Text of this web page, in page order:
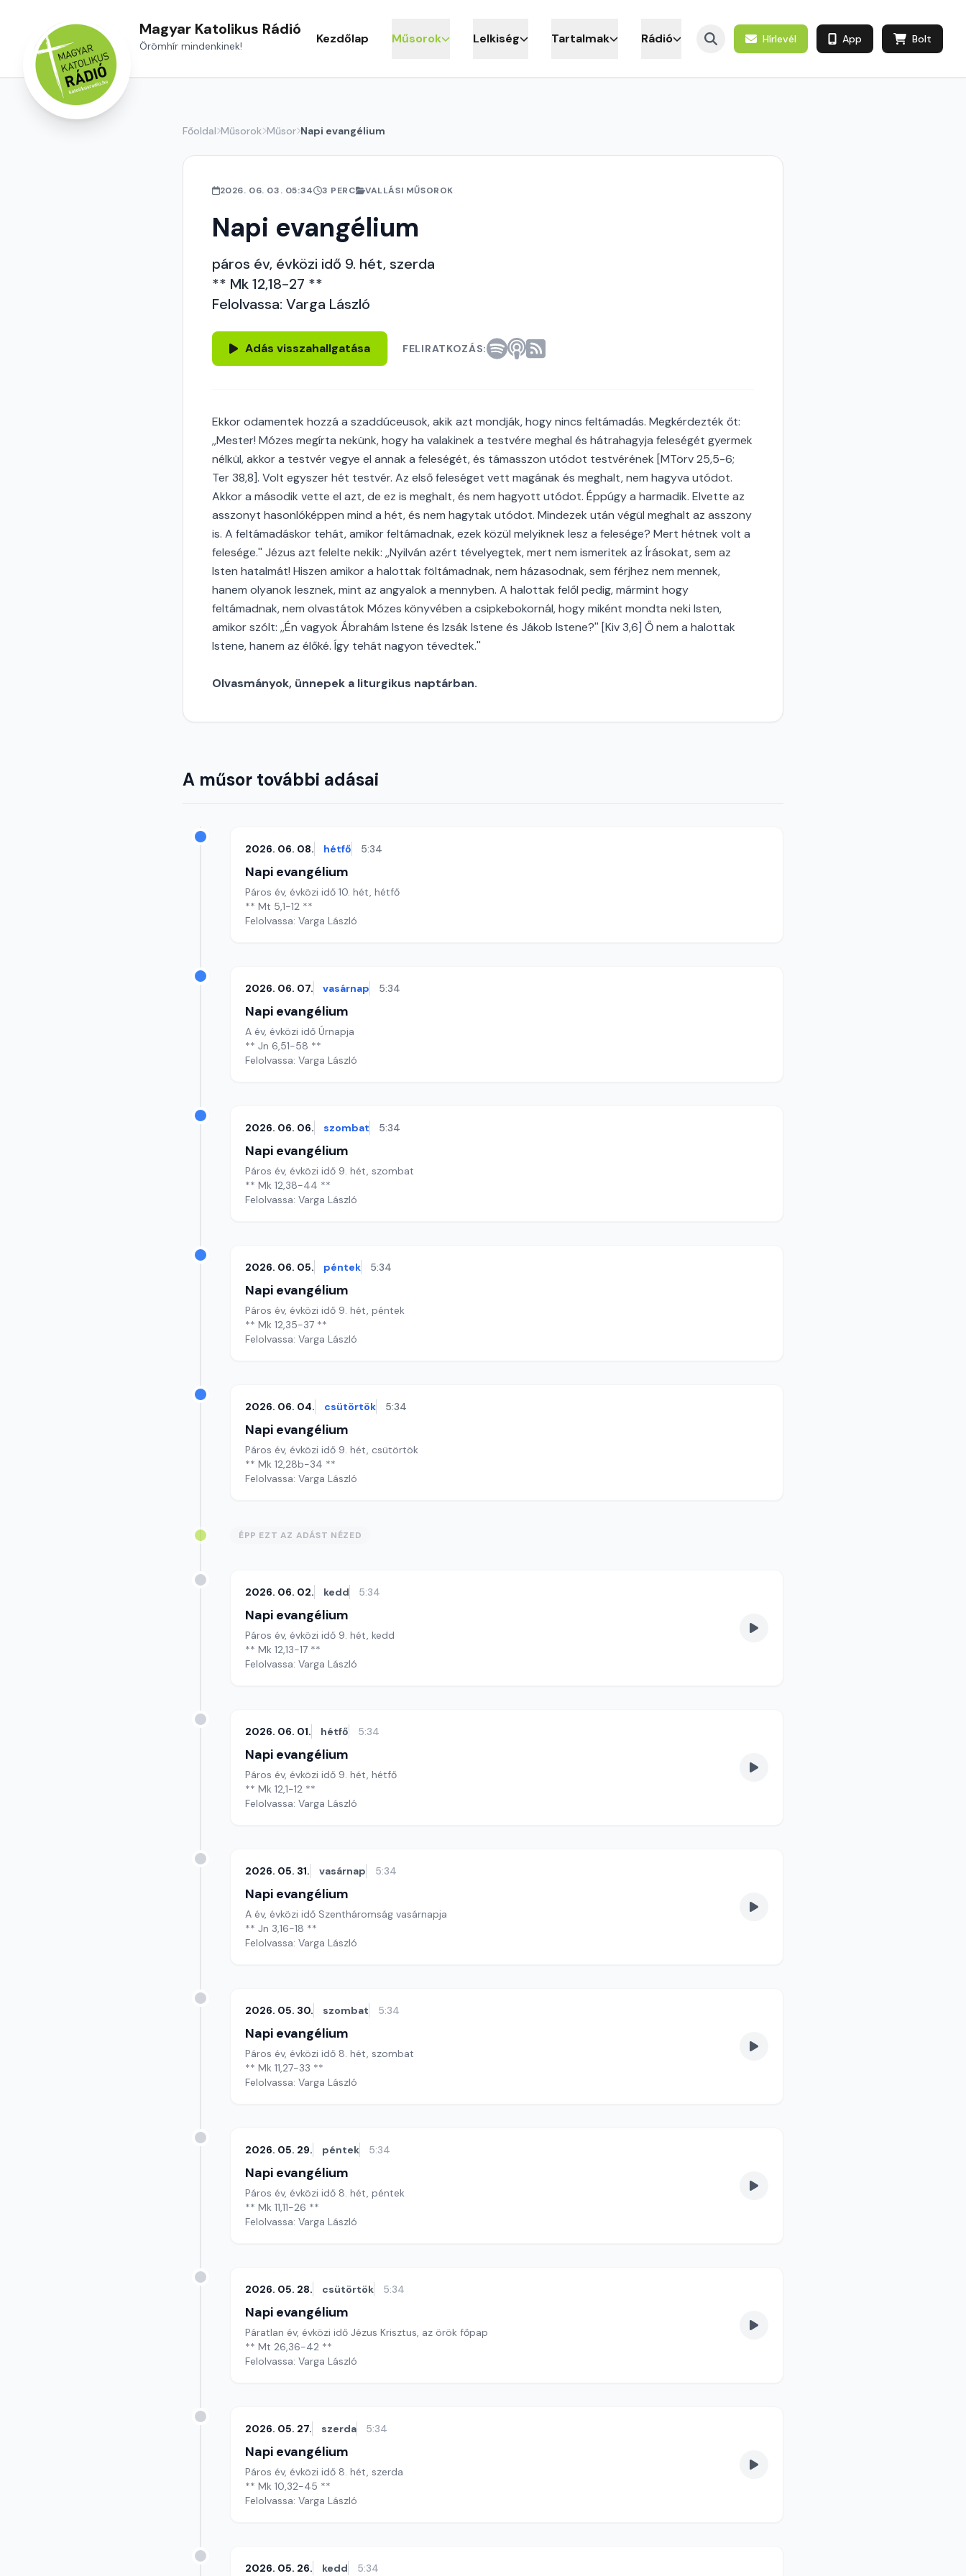
Magyar Katolikus Rádió
Örömhír mindenkinek! Kezdőlap Műsorok Lelkiség Tartalmak Rádió Hírlevél App Bolt
Főoldal Műsorok Műsor Napi evangélium
2026. 06. 03. 05:34 3 PERC VALLÁSI MŰSOROK
Napi evangélium
páros év, évközi idő 9. hét, szerda
** Mk 12,18-27 **
Felolvassa: Varga László
Adás visszahallgatása FELIRATKOZÁS:
Ekkor odamentek hozzá a szaddúceusok, akik azt mondják, hogy nincs feltámadás. Megkérdezték őt:
,,Mester! Mózes megírta nekünk, hogy ha valakinek a testvére meghal és hátrahagyja feleségét gyermek
nélkül, akkor a testvér vegye el annak a feleségét, és támasszon utódot testvérének [MTörv 25,5-6;
Ter 38,8]. Volt egyszer hét testvér. Az első feleséget vett magának és meghalt, nem hagyva utódot.
Akkor a második vette el azt, de ez is meghalt, és nem hagyott utódot. Éppúgy a harmadik. Elvette az
asszonyt hasonlóképpen mind a hét, és nem hagytak utódot. Mindezek után végül meghalt az asszony
is. A feltámadáskor tehát, amikor feltámadnak, ezek közül melyiknek lesz a felesége? Mert hétnek volt a
felesége.'' Jézus azt felelte nekik: ,,Nyilván azért tévelyegtek, mert nem ismeritek az Írásokat, sem az
Isten hatalmát! Hiszen amikor a halottak föltámadnak, nem házasodnak, sem férjhez nem mennek,
hanem olyanok lesznek, mint az angyalok a mennyben. A halottak felől pedig, mármint hogy
feltámadnak, nem olvastátok Mózes könyvében a csipkebokornál, hogy miként mondta neki Isten,
amikor szólt: ,,Én vagyok Ábrahám Istene és Izsák Istene és Jákob Istene?'' [Kiv 3,6] Ő nem a halottak
Istene, hanem az élőké. Így tehát nagyon tévedtek.''
Olvasmányok, ünnepek a liturgikus naptárban.
A műsor további adásai
2026. 06. 08. hétfő 5:34
Napi evangélium
Páros év, évközi idő 10. hét, hétfő
** Mt 5,1-12 **
Felolvassa: Varga László
2026. 06. 07. vasárnap 5:34
Napi evangélium
A év, évközi idő Úrnapja
** Jn 6,51-58 **
Felolvassa: Varga László
2026. 06. 06. szombat 5:34
Napi evangélium
Páros év, évközi idő 9. hét, szombat
** Mk 12,38-44 **
Felolvassa: Varga László
2026. 06. 05. péntek 5:34
Napi evangélium
Páros év, évközi idő 9. hét, péntek
** Mk 12,35-37 **
Felolvassa: Varga László
2026. 06. 04. csütörtök 5:34
Napi evangélium
Páros év, évközi idő 9. hét, csütörtök
** Mk 12,28b-34 **
Felolvassa: Varga László
ÉPP EZT AZ ADÁST NÉZED
2026. 06. 02. kedd 5:34
Napi evangélium
Páros év, évközi idő 9. hét, kedd
** Mk 12,13-17 **
Felolvassa: Varga László
2026. 06. 01. hétfő 5:34
Napi evangélium
Páros év, évközi idő 9. hét, hétfő
** Mk 12,1-12 **
Felolvassa: Varga László
2026. 05. 31. vasárnap 5:34
Napi evangélium
A év, évközi idő Szentháromság vasárnapja
** Jn 3,16-18 **
Felolvassa: Varga László
2026. 05. 30. szombat 5:34
Napi evangélium
Páros év, évközi idő 8. hét, szombat
** Mk 11,27-33 **
Felolvassa: Varga László
2026. 05. 29. péntek 5:34
Napi evangélium
Páros év, évközi idő 8. hét, péntek
** Mk 11,11-26 **
Felolvassa: Varga László
2026. 05. 28. csütörtök 5:34
Napi evangélium
Páratlan év, évközi idő Jézus Krisztus, az örök főpap
** Mt 26,36-42 **
Felolvassa: Varga László
2026. 05. 27. szerda 5:34
Napi evangélium
Páros év, évközi idő 8. hét, szerda
** Mk 10,32-45 **
Felolvassa: Varga László
2026. 05. 26. kedd 5:34